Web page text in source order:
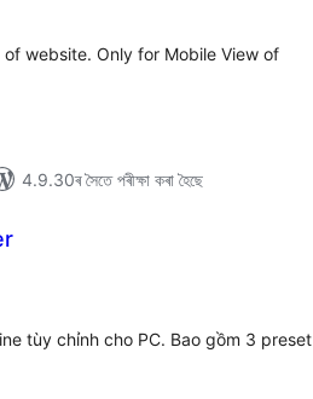
website. Only for Mobile View of
4.9.30ৰ সৈতে পৰীক্ষা কৰা হৈছে
tùy chỉnh cho PC. Bao gồm 3 preset